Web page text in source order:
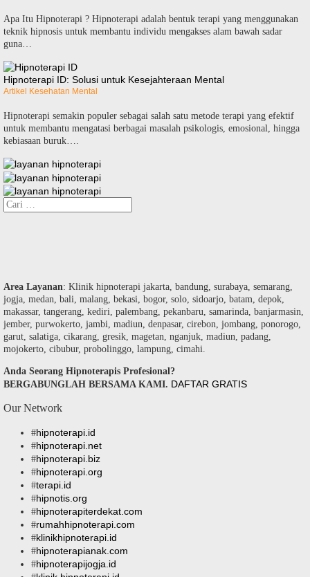
Apa Itu Hipnoterapi ? Hipnoterapi adalah bentuk terapi yang menggunakan
teknik hipnosis untuk membantu individu mengakses alam bawah sadar
guna…
Hipnoterapi ID: Solusi untuk Kesejahteraan Mental
Artikel Kesehatan Mental
Hipnoterapi semakin populer sebagai salah satu metode terapi yang efektif
untuk membantu mengatasi berbagai masalah psikologis, emosional, hingga
kebiasaan buruk….
Cari
untuk:
Area Layanan: Klinik hipnoterapi jakarta, bandung, surabaya, semarang,
jogja, medan, bali, malang, bekasi, bogor, solo, sidoarjo, batam, depok,
makassar, tangerang, kediri, palembang, pekanbaru, samarinda, banjarmasin,
jember, purwokerto, jambi, madiun, denpasar, cirebon, jombang, ponorogo,
garut, salatiga, cikarang, gresik, magetan, nganjuk, madiun, padang,
mojokerto, cibubur, probolinggo, lampung, cimahi.
Anda Seorang Hipnoterapis Profesional?
BERGABUNGLAH BERSAMA KAMI. DAFTAR GRATIS
Our Network
#hipnoterapi.id
#hipnoterapi.net
#hipnoterapi.biz
#hipnoterapi.org
#terapi.id
#hipnotis.org
#hipnoterapiterdekat.com
#rumahhipnoterapi.com
#klinikhipnoterapi.id
#hipnoterapianak.com
#hipnoterapijogja.id